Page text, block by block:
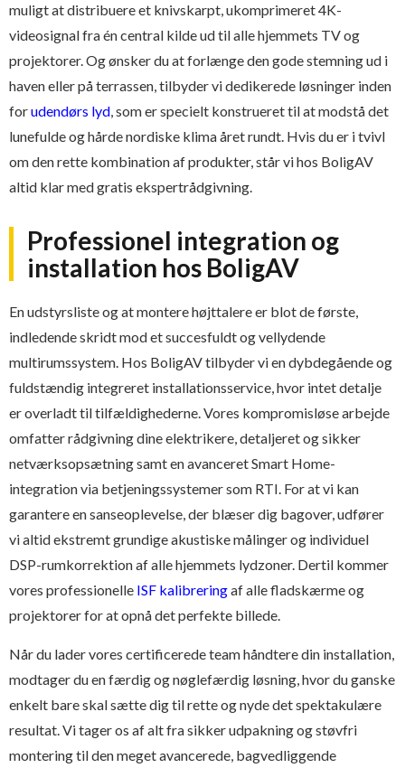
muligt at distribuere et knivskarpt, ukomprimeret 4K-
videosignal fra én central kilde ud til alle hjemmets TV og
projektorer. Og ønsker du at forlænge den gode stemning ud i
haven eller på terrassen, tilbyder vi dedikerede løsninger inden
forudendørs lyd, som er specielt konstrueret til at modstå det
lunefulde og hårde nordiske klima året rundt. Hvis du er i tvivl
om den rette kombination af produkter, står vi hos BoligAV
altid klar med gratis ekspertrådgivning.
Professionel integration og
installation hos BoligAV
En udstyrsliste og at montere højttalere er blot de første,
indledende skridt mod et succesfuldt og vellydende
multirumssystem. Hos BoligAV tilbyder vi en dybdegående og
fuldstændig integreret installationsservice, hvor intet detalje
er overladt til tilfældighederne. Vores kompromisløse arbejde
omfatter rådgivning dine elektrikere, detaljeret og sikker
netværksopsætning samt en avanceret Smart Home-
integration via betjeningssystemer som RTI. For at vi kan
garantere en sanseoplevelse, der blæser dig bagover, udfører
vi altid ekstremt grundige akustiske målinger og individuel
DSP-rumkorrektion af alle hjemmets lydzoner. Dertil kommer
vores professionelle ISF kalibreringaf alle fladskærme og
projektorer for at opnå det perfekte billede.
Når du lader vores certificerede team håndtere din installation,
modtager du en færdig og nøglefærdig løsning, hvor du ganske
enkelt bare skal sætte dig til rette og nyde det spektakulære
resultat. Vi tager os af alt fra sikker udpakning og støvfri
montering til den meget avancerede, bagvedliggende